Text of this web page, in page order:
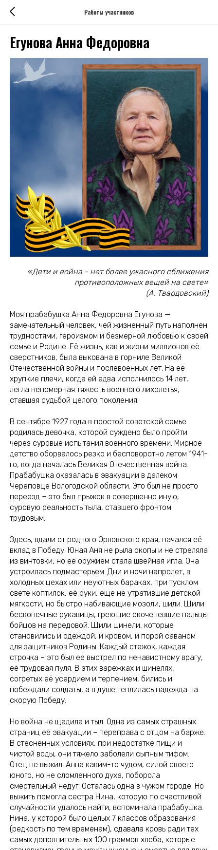
Работы участников
Егунова Анна Федоровна
«Дети и война - нет более ужасного сближения
противоположных вещей на свете»
(А. Твардовский)
Моя прабабушка Анна Федоровна Егунова —
замечательный человек, чей жизненный путь наполнен
трудностями, героизмом и безмерной любовью к своей
семье и Родине. Её жизнь, как и жизни миллионов её
сверстников, была выкована в горниле Великой
Отечественной войны и послевоенных лет. На её
хрупкие плечи, когда ей едва исполнилось 14 лет,
легла непомерная тяжесть военного лихолетья,
ставшая судьбой целого поколения.
В сентябре 1927 года в простой советской семье
родилась девочка, которой суждено было пройти
через суровые испытания военного времени. Мирное
детство оборвалось резко и бесповоротно летом 1941-
го, когда началась Великая Отечественная война.
Прабабушка оказалась в эвакуации в далеком
Череповце Вологодской области. Это был не просто
переезд – это был прыжок в совершенно иную,
суровую реальность тыла, ставшего фронтом
трудовым.
Здесь, вдали от родного Орловского края, начался её
вклад в Победу. Юная Аня не рыла окопы и не стреляла
из винтовки, но её оружием стала швейная игла. Она
устроилась подмастерьем. Дни и ночи напролет, в
холодных цехах или неуютных бараках, при тусклом
свете коптилок, её руки, еще не утратившие детской
мягкости, но быстро набивающие мозоли, шили. Шили
бесконечные рукавицы, греющие окоченевшие пальцы
бойцов на передовой. Шили шинели, которые
становились и одеждой, и кровом, и порой саваном
для защитников Родины. Каждый стежок, каждая
строчка – это был её выстрел по ненавистному врагу,
её трудовая пуля. В этих варежках и шинелях,
согретых её усердием и терпением, бились и
побеждали солдаты, а в душе теплилась надежда на
скорую Победу.
Но война не щадила и тыл. Одна из самых страшных
страниц её эвакуации – переправа с отцом на барже.
В стесненных условиях, при недостатке пищи и
чистой воды, они тяжело заболели сыпным тифом.
Отец не выжил. Анна каким-то чудом, силой своего
юного, но не сломленного духа, поборола
смертельный недуг. Осталась одна в чужом городе. Но
выжить помогла сестра Нина, которую по счастливой
случайности удалось найти, вспоминала прабабушка.
Нина, у которой было целых 7 классов образования
(редкость по тем временам), сдавала кровь ради тех
самых дополнительных 100 граммов хлеба, которые